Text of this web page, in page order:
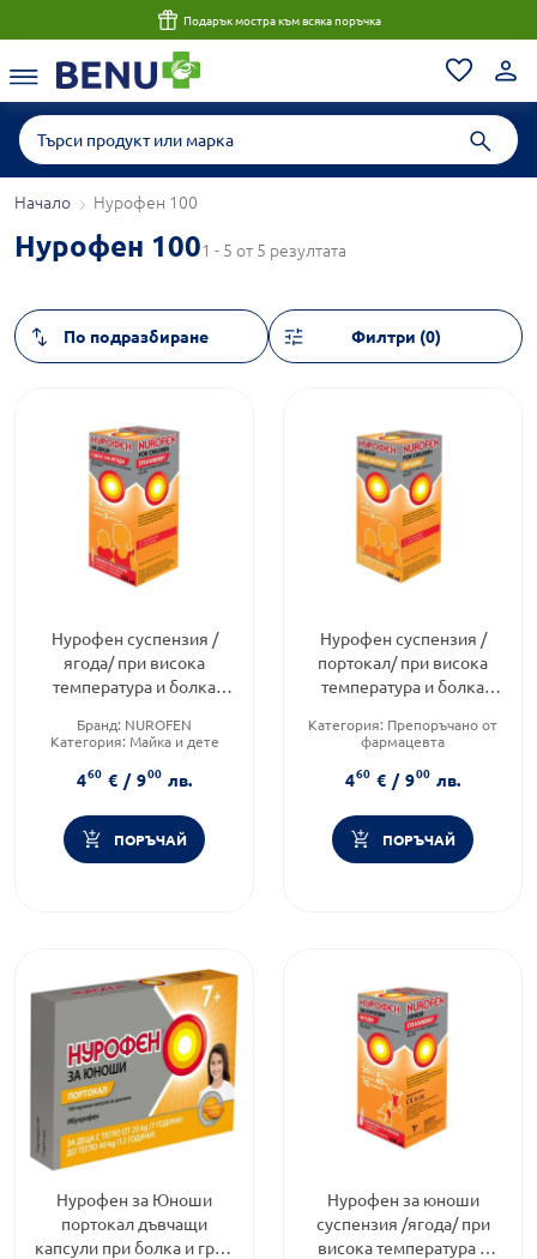
Подарък мостра към всяка поръчка
Начало Нурофен 100
Нурофен 1001 - 5 от 5 резултата
Филтри (0)
Нурофен суспензия /
ягода/ при висока
температура и болка
Бранд: NUROFEN
Категория: Майка и дете
460 € / 900 лв.
ПОРЪЧАЙ
Нурофен суспензия /
портокал/ при висока
температура и болка
Категория: Препоръчано от
фармацевта
Продуктова линия:KIDS
460 € / 900 лв.
ПОРЪЧАЙ
Нурофен за Юноши
портокал дъвчащи
капсули при болка и грип
Нурофен за юноши
суспензия /ягода/ при
висока температура и